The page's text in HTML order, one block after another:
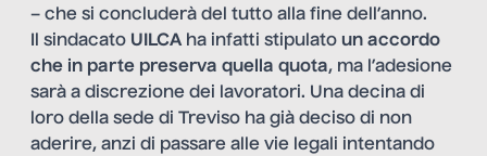
– che si concluderà del tutto alla fine dell’anno.
Il sindacato UILCA ha infatti stipulato un accordo
che in parte preserva quella quota, ma l’adesione
sarà a discrezione dei lavoratori. Una decina di
loro della sede di Treviso ha già deciso di non
aderire, anzi di passare alle vie legali intentando